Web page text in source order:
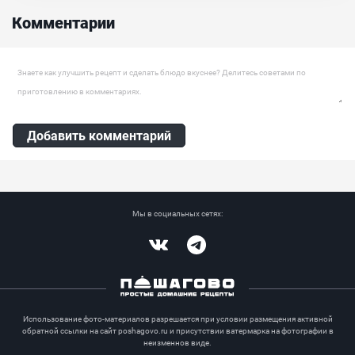
Ингредиенты:
Комментарии
Оставить комментарий
Добавить комментарий
Мы в социальных сетях:
Использование фото-материалов разрешается при условии размещения активной
обратной ссылки на сайт poshagovo.ru и присутствии ватермарка на фотографии в
неизменнов виде.